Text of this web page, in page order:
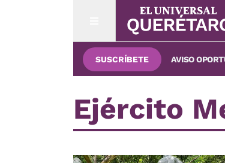
SUSCRÍBETE AVISO
Ejército